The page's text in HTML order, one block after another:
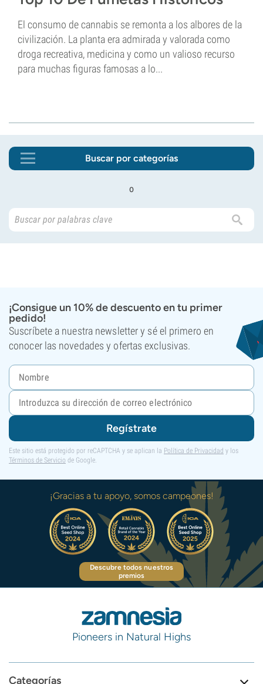
El consumo de cannabis se remonta a los albores de la
civilización. La planta era admirada y valorada como
droga recreativa, medicina y como un valioso recurso
para muchas figuras famosas a lo...
Buscar por categorías
o
¡Consigue un 10% de descuento en tu primer
pedido!
Suscríbete a nuestra newsletter y sé el primero en
conocer las novedades y ofertas exclusivas.
Regístrate
Este sitio está protegido por reCAPTCHA y se aplican la Política de Privacidad y los
Términos de Servicio de Google.
¡Gracias a tu apoyo, somos campeones!
Descubre todos nuestros
premios
Pioneers in Natural Highs
Categorías